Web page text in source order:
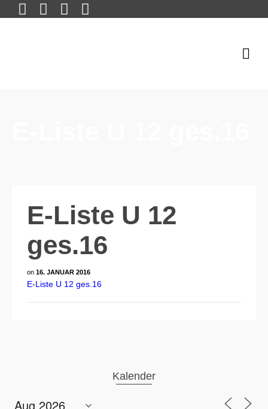
E-Liste U 12
ges.16
on 16. JANUAR 2016
E-Liste U 12 ges.16
Kalender